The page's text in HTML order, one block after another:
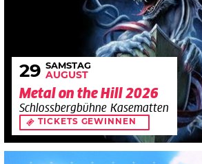
29 SAMSTAG
AUGUST
Metal on the Hill 2026
Schlossbergbühne Kasematten
TICKETS GEWINNEN